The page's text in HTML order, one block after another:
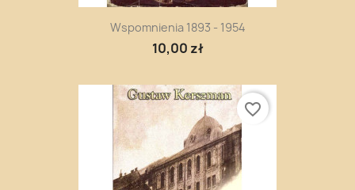
Wspomnienia 1893 - 1954
10,00 zł
favorite_border